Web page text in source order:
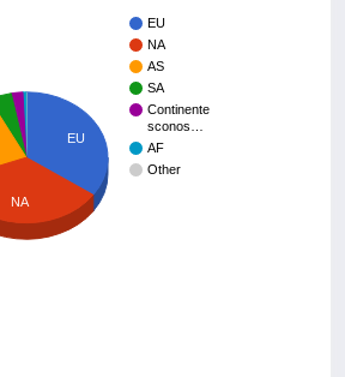
EU
NA
AS
SA
Continente
sconos…
AF
Other
EU
NA